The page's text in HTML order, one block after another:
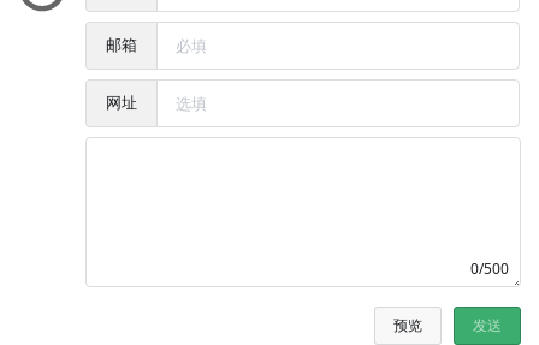
邮箱
网址
0/500
预览 发送